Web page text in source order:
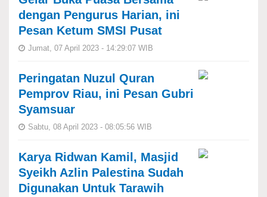
dengan Pengurus Harian, ini
Pesan Ketum SMSI Pusat
Jumat, 07 April 2023 - 14:29:07 WIB
Peringatan Nuzul Quran
Pemprov Riau, ini Pesan Gubri
Syamsuar
Sabtu, 08 April 2023 - 08:05:56 WIB
Karya Ridwan Kamil, Masjid
Syeikh Azlin Palestina Sudah
Digunakan Untuk Tarawih